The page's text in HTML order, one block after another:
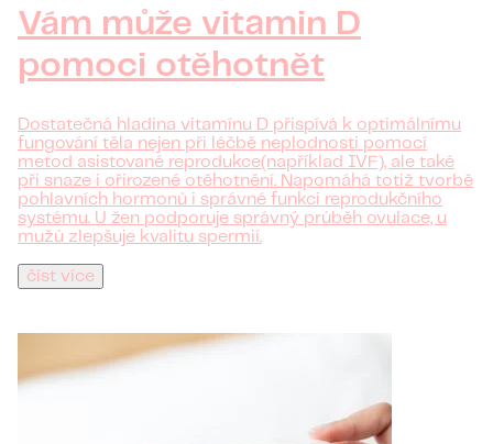
Vám může vitamin D
pomoci otěhotnět
Dostatečná hladina vitamínu D přispívá k optimálnímu
fungování těla nejen při léčbě neplodnosti pomocí
metod asistované reprodukce(například IVF), ale také
při snaze i ořirozené otěhotnění. Napomáhá totiž tvorbě
pohlavních hormonů i správné funkci reprodukčního
systému. U žen podporuje správný průběh ovulace, u
mužů zlepšuje kvalitu spermií.
číst více